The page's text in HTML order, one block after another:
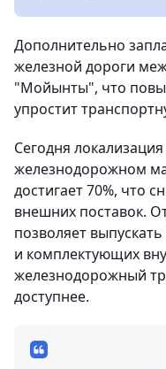
Дополнительно
железной дороги
"Мойынты", что
упростит
Сегодня
железнодорожном
достигает 70%, что
внешних поставок.
позволяет
и комплектующих
железнодорожный
доступнее.